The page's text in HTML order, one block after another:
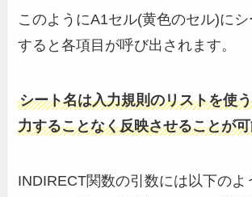
このようにA1セル(黄色のセル)に
すると各項目が呼び出されます。
シート名は入力規則のリストを使
力することなく反映させることが
INDIRECT関数の引数には以下のよ